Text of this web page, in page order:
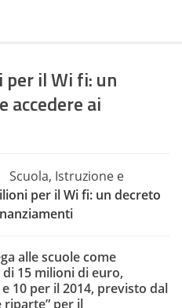
per il Wi fi: un
accedere ai
Scuola, Istruzione e
per il Wi fi: un decreto
alle scuole come
15 milioni di euro,
10 per il 2014, previsto dal
riparte” per il